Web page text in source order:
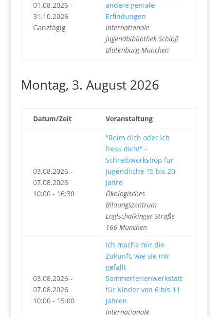
01.08.2026 -
31.10.2026
Ganztägig
andere geniale
Erfindungen
Internationale
Jugendbibliothek Schloß
Blutenburg München
Montag, 3. August 2026
Datum/Zeit Veranstaltung
03.08.2026 -
07.08.2026
10:00 - 16:30
"Reim dich oder ich
fress dich!" -
Schreibworkshop für
Jugendliche 15 bis 20
Jahre
Ökologisches
Bildungszentrum
Englschalkinger Straße
166 München
03.08.2026 -
07.08.2026
10:00 - 15:00
Ich mache mir die
Zukunft, wie sie mir
gefällt -
Sommerferienwerkstatt
für Kinder von 6 bis 11
Jahren
Internationale